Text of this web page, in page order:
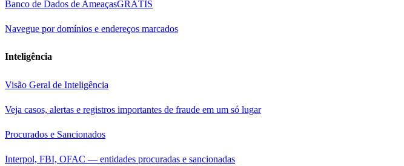
Banco de Dados de AmeaçasGRÁTIS
Navegue por domínios e endereços marcados
Inteligência
Visão Geral de Inteligência
Veja casos, alertas e registros importantes de fraude em um só lugar
Procurados e Sancionados
Interpol, FBI, OFAC — entidades procuradas e sancionadas